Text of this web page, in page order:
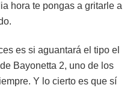
hora te pongas a gritarle a
es si aguantará el tipo el
Bayonetta 2, uno de los
Y lo cierto es que sí